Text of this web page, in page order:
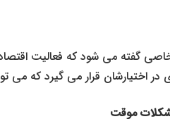
گفته می شود که فعالیت
اختیارشان قرار می گیرد که می